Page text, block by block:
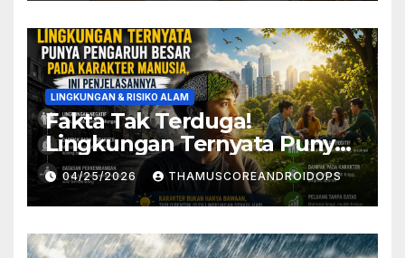
LINGKUNGAN & RISIKO ALAM
Fakta Tak Terduga!
Lingkungan Ternyata Punya
Pengaruh Besar Pada
Karakter Manusia, Ini
Penjelasannya
04/25/2026 THAMUSCOREANDROIDOPS